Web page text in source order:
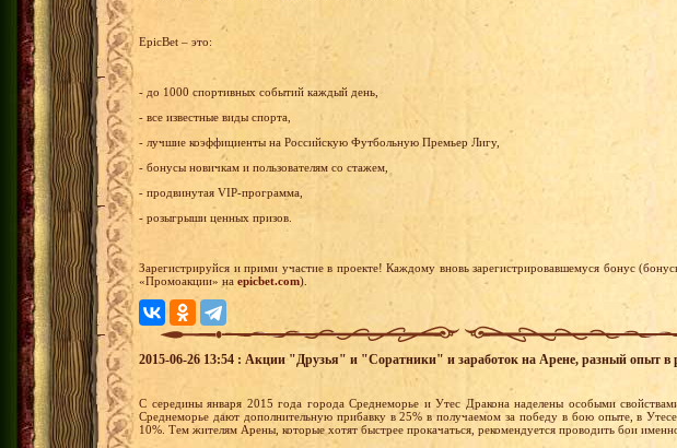
EpicBet – это:
- до 1000 спортивных событий каждый день,
- все известные виды спорта,
- лучшие коэффициенты на Российскую Футбольную Премьер Лигу,
- бонусы новичкам и пользователям со стажем,
- продвинутая VIP-программа,
- розыгрыши ценных призов.
Зарегистрируйся и прими участие в проекте! Каждому вновь зарегистрировавшемуся бонус
«Промоакции» на epicbet.com).
2015-06-26 13:54 : Акции "Друзья" и "Соратники" и заработок на Арене, разный опыт в
С середины января 2015 года города Среднеморье и Утес Дракона наделены особыми
Среднеморье дают дополнительную прибавку в 25% в получаемом за победу в бою опыте, в
10%. Тем жителям Арены, которые хотят быстрее прокачаться, рекомендуется проводить бои